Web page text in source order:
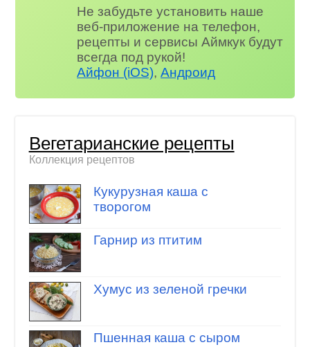
Не забудьте установить наше
веб-приложение на телефон,
рецепты и сервисы Аймкук будут
всегда под рукой!
Айфон (iOS),Андроид
Вегетарианские рецепты
Коллекция рецептов
Кукурузная каша с
творогом
Гарнир из птитим
Хумус из зеленой гречки
Пшенная каша с сыром